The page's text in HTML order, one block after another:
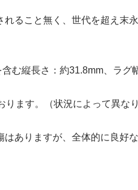
ること無く、世代を超え末
む縦長さ：約31.8mm、ラグ
ます。（状況によって異な
ありますが、全体的に良好